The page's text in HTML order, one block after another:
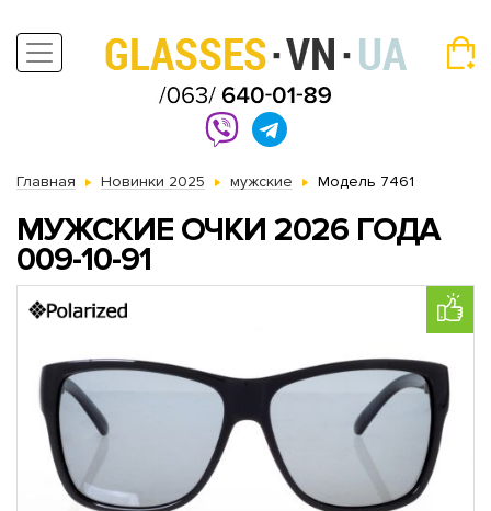
Главная Новинки 2025 мужские Модель 7461
МУЖСКИЕ ОЧКИ 2026 ГОДА
009-10-91